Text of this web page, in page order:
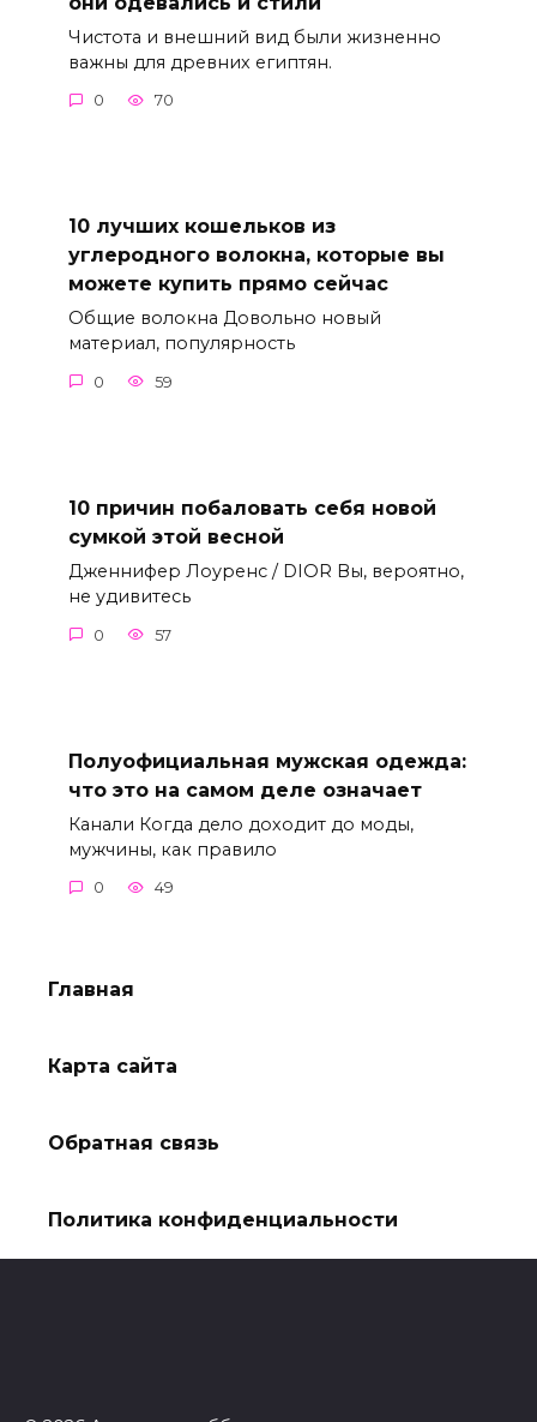
Чистота и внешний вид были жизненно
важны для древних египтян.
0 70
10 лучших кошельков из
углеродного волокна, которые вы
можете купить прямо сейчас
Общие волокна Довольно новый
материал, популярность
0 59
10 причин побаловать себя новой
сумкой этой весной
Дженнифер Лоуренс / DIOR Вы, вероятно,
не удивитесь
0 57
Полуофициальная мужская одежда:
что это на самом деле означает
Канали Когда дело доходит до моды,
мужчины, как правило
0 49
Главная
Карта сайта
Обратная связь
Политика конфиденциальности